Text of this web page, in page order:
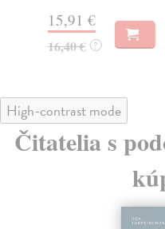
15,91 €
16,40 € ?
High-contrast mode
Čitatelia s